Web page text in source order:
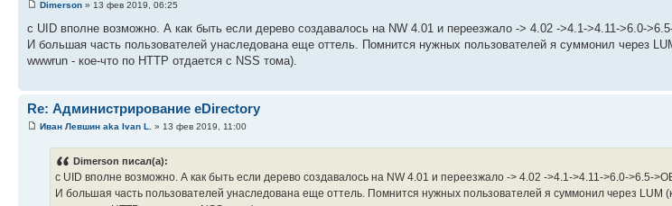
Dimerson » 13 фев 2019, 06:25
с UID вполне возможно. А как быть если дерево создавалось на NW 4.01 и переезжало -> 4.02 ->4.1->4.11->6.0-
И большая часть пользователей унаследована еще оттель. Помнится нужных пользователей я суммонил через
wwwrun - кое-что по HTTP отдается с NSS тома).
Re: Администрирование eDirectory
Иван Левшин aka Ivan L. » 13 фев 2019, 11:00
Dimerson писал(а):
с UID вполне возможно. А как быть если дерево создавалось на NW 4.01 и переезжало -> 4.02 ->4.1->4.11->6.0->6.5-
И большая часть пользователей унаследована еще оттель. Помнится нужных пользователей я суммонил через LUM